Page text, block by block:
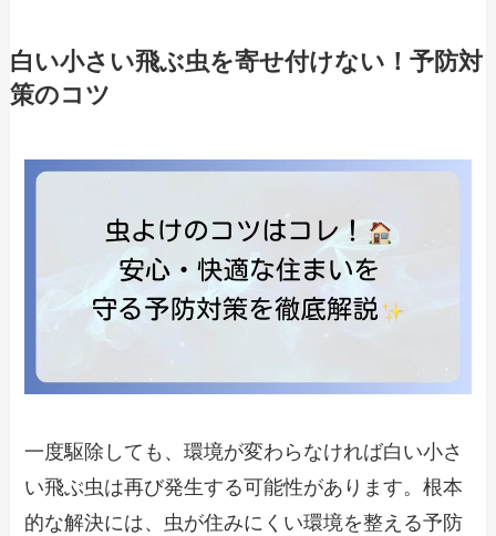
白い小さい飛ぶ虫を寄せ付けない！予防対
策のコツ
一度駆除しても、環境が変わらなければ白い小さ
い飛ぶ虫は再び発生する可能性があります。根本
的な解決には、虫が住みにくい環境を整える予防